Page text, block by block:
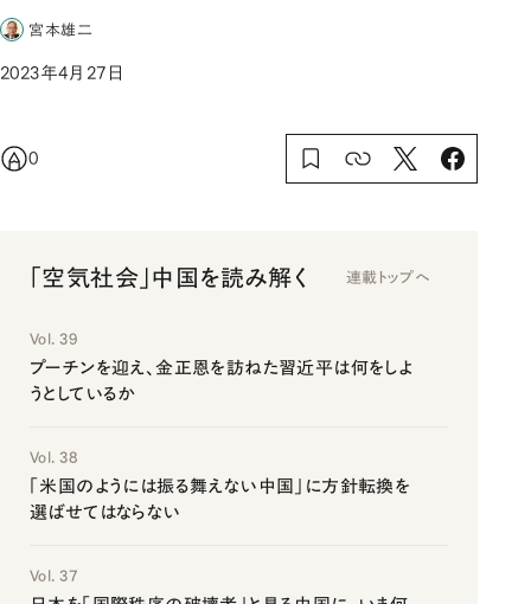
宮本雄二
2023年4月27日
0
「空気社会」中国を読み解く 連載トップへ
Vol. 39
プーチンを迎え、金正恩を訪ねた習近平は何をしよ
うとしているか
Vol. 38
「米国のようには振る舞えない中国」に方針転換を
選ばせてはならない
Vol. 37